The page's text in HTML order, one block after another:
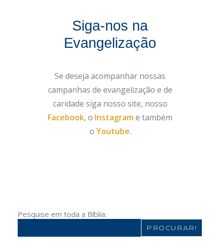
Siga-nos na
Evangelização
Se deseja acompanhar nossas
campanhas de evangelização e de
caridade siga nosso site, nosso
Facebook, o Instagrame também
o Youtube.
Pesquise em toda a Bíblia: